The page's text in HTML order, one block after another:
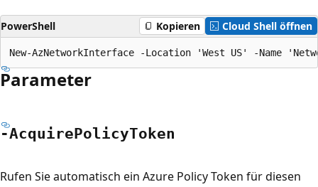
PowerShell Kopieren Cloud Shell öffnen
Parameter
-AcquirePolicyToken
Rufen Sie automatisch ein Azure Policy Token für diesen